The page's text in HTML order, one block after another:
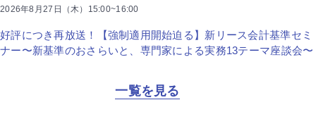
2026年8月27日（木）15:00~16:00
好評につき再放送！【強制適用開始迫る】新リース会計基準セミ
ナー〜新基準のおさらいと、専門家による実務13テーマ座談会〜
一覧を見る